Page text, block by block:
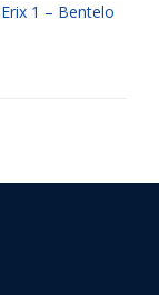
1 – Bentelo